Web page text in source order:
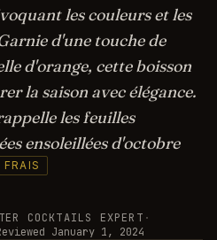
les couleurs et les
d'une touche de
d'orange, cette boisson
la saison avec élégance.
les feuilles
ensoleillées d'octobre
FRAIS
COCKTAILS EXPERT ·
January 1, 2024